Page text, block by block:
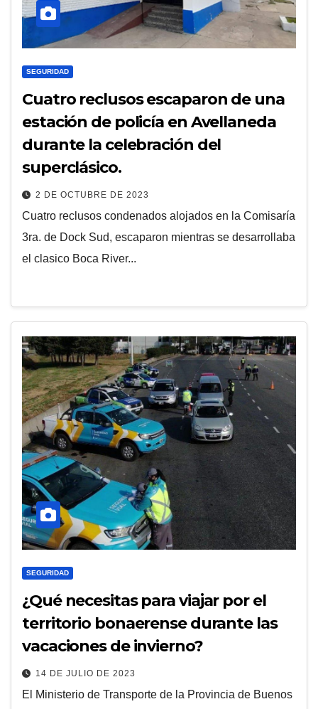
SEGURIDAD
Cuatro reclusos escaparon de una
estación de policía en Avellaneda
durante la celebración del
superclásico.
2 DE OCTUBRE DE 2023
Cuatro reclusos condenados alojados en la Comisaría
3ra. de Dock Sud, escaparon mientras se desarrollaba
el clasico Boca River...
SEGURIDAD
¿Qué necesitas para viajar por el
territorio bonaerense durante las
vacaciones de invierno?
14 DE JULIO DE 2023
El Ministerio de Transporte de la Provincia de Buenos